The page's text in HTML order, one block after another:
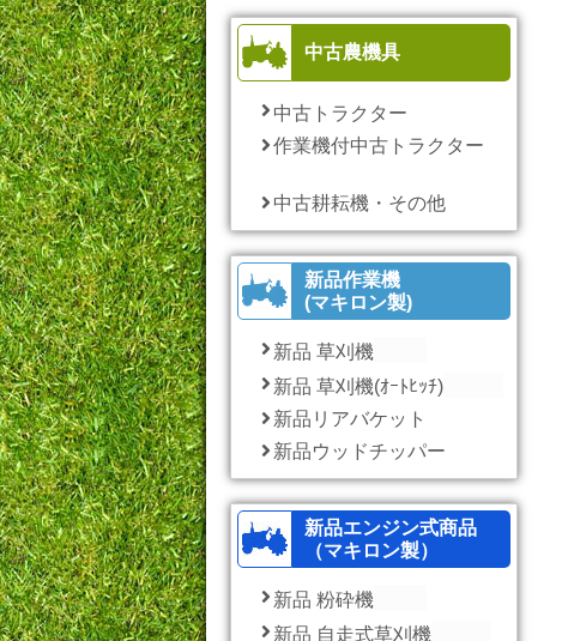
中古農機具
中古トラクター
作業機付中古トラクター
中古耕耘機・その他
新品作業機
(マキロン製)
新品 草刈機
新品 草刈機(ｵｰﾄﾋｯﾁ)
新品リアバケット
新品ウッドチッパー
新品エンジン式商品
（マキロン製）
新品 粉砕機
新品 自走式草刈機